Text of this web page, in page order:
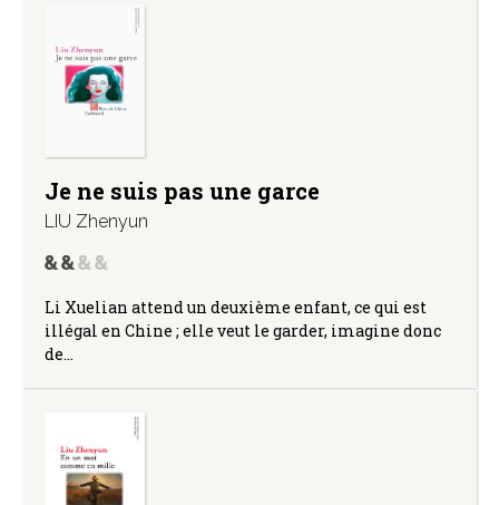
Je ne suis pas une garce
LIU Zhenyun
Li Xuelian attend un deuxième enfant, ce qui est
illégal en Chine ; elle veut le garder, imagine donc
de…